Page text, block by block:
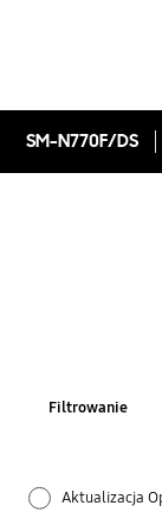
SM-N770F/DS
Filtrowanie
Aktualizacja